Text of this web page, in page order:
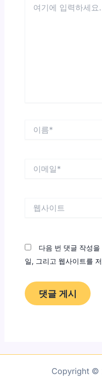
다음 번 댓글 작성
일, 그리고 웹사이트를
Copyright ©